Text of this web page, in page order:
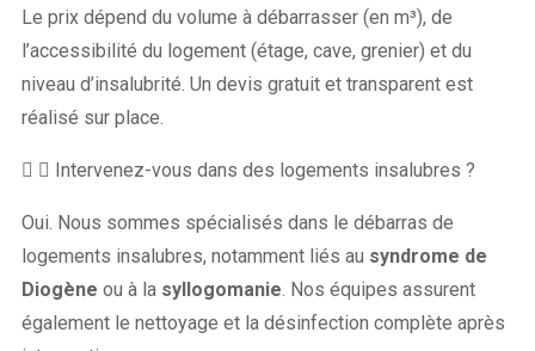
Le prix dépend du volume à débarrasser (en m³), de
l’accessibilité du logement (étage, cave, grenier) et du
niveau d’insalubrité. Un devis gratuit et transparent est
réalisé sur place.
Intervenez-vous dans des logements insalubres ?
Oui. Nous sommes spécialisés dans le débarras de
logements insalubres, notamment liés au syndrome de
Diogène ou à la syllogomanie. Nos équipes assurent
également le nettoyage et la désinfection complète après